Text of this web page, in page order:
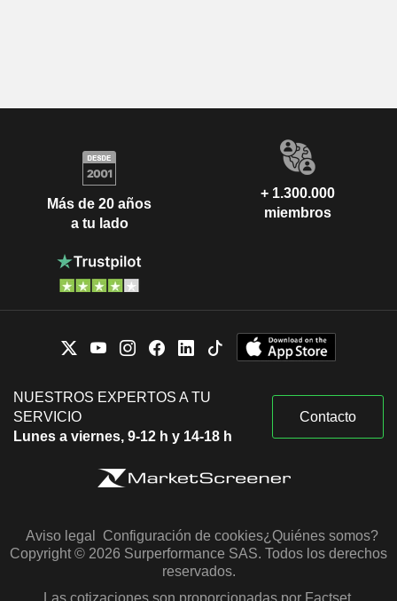
Más de 20 años
a tu lado
+ 1.300.000
miembros
NUESTROS EXPERTOS A TU
SERVICIO
Lunes a viernes, 9-12 h y 14-18 h
Contacto
Aviso legal Configuración de cookies¿Quiénes somos?
Copyright © 2026 Surperformance SAS. Todos los derechos
reservados.
Las cotizaciones son proporcionadas por Factset,